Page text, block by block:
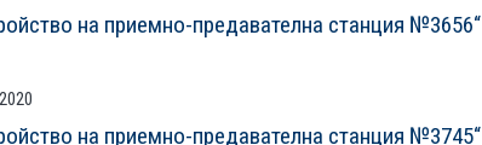
на приемно-предавателна станция №3656“
на приемно-предавателна станция №3745“